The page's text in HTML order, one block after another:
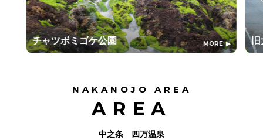
チャツボミゴケ公園 MORE 旧
NAKANOJO AREA
AREA
中之条 四万温泉